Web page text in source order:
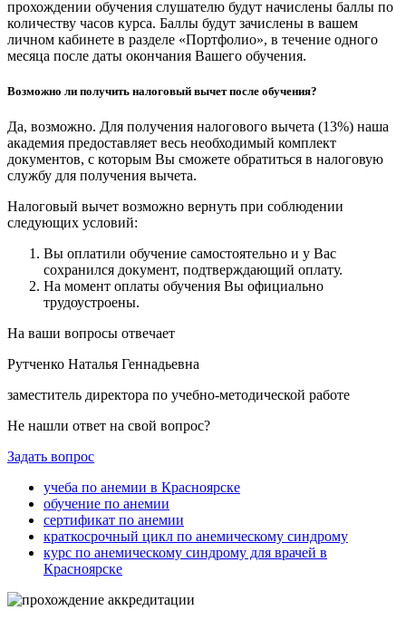
прохождении обучения слушателю будут начислены баллы по
количеству часов курса. Баллы будут зачислены в вашем
личном кабинете в разделе «Портфолио», в течение одного
месяца после даты окончания Вашего обучения.
Возможно ли получить налоговый вычет после обучения?
Да, возможно. Для получения налогового вычета (13%) наша
академия предоставляет весь необходимый комплект
документов, с которым Вы сможете обратиться в налоговую
службу для получения вычета.
Налоговый вычет возможно вернуть при соблюдении
следующих условий:
Вы оплатили обучение самостоятельно и у Вас
сохранился документ, подтверждающий оплату.
На момент оплаты обучения Вы официально
трудоустроены.
На ваши вопросы отвечает
Рутченко Наталья Геннадьевна
заместитель директора по учебно-методической работе
Не нашли ответ на свой вопрос?
Задать вопрос
учеба по анемии в Красноярске
обучение по анемии
сертификат по анемии
краткосрочный цикл по анемическому синдрому
курс по анемическому синдрому для врачей в
Красноярске